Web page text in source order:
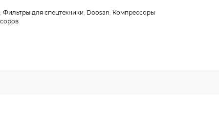
Фильтры для спецтехники Doosan Компрессоры